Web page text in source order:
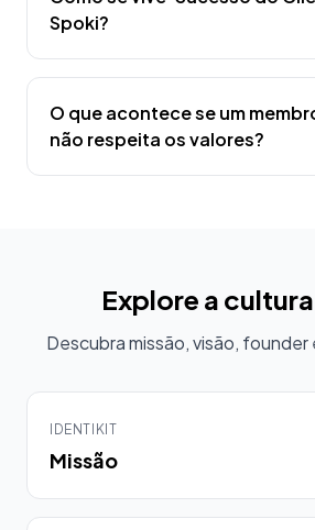
Spoki?
O que acontece se um
não respeita os valores?
Explore a
Descubra missão, visão, founder
IDENTIKIT
Missão